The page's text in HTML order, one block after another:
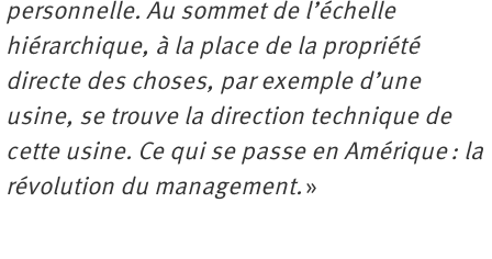
personnelle. Au sommet de l’échelle
hiérarchique, à la place de la propriété
directe des choses, par exemple d’une
usine, se trouve la direction technique de
cette usine. Ce qui se passe en Amérique : la
révolution du management. »